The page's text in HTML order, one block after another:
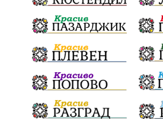
цялостно обновяване Музеъ
и прилежащия парк в Девня
Гражданска инициатива
по спортна гимнастика 2026